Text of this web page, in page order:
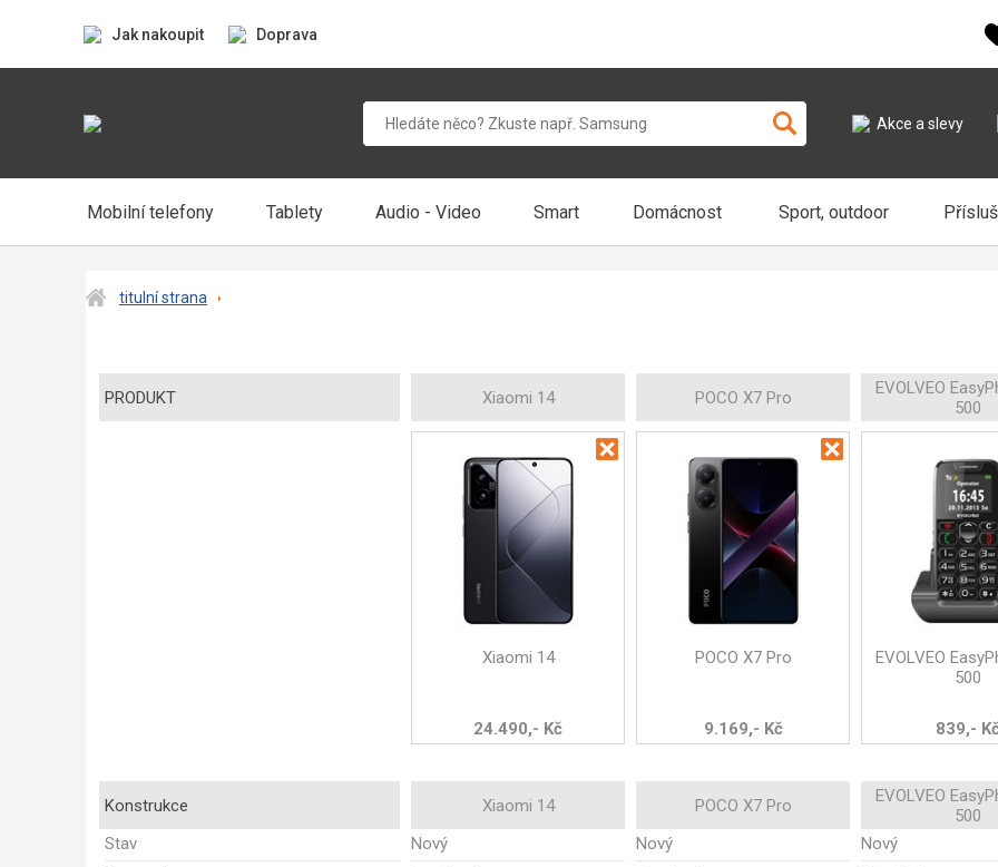
Jak nakoupit Doprava
Akce a slevy
Mobilní telefony Tablety Audio - Video Smart Domácnost Sport, outdoor
titulní strana
PRODUKT Xiaomi 14 POCO X7 Pro
EVOLVEO
500
Xiaomi 14
24.490,- Kč
POCO X7 Pro
9.169,- Kč
EVOLVEO
500
839,-
Konstrukce Xiaomi 14 POCO X7 Pro
EVOLVEO
500
Stav
Nový Nový
Nový